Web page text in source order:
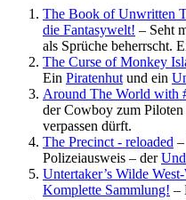
The Book of Unwritten
die Fantasywelt! – Seht
als Sprüche beherrscht.
The Curse of Monkey
Ein Piratenhut und ein
Around The World with
der Cowboy zum
verpassen dürft.
The Precinct - reloaded
Polizeiausweis – der
Untertaker’s Wilde
Komplette Sammlung! –